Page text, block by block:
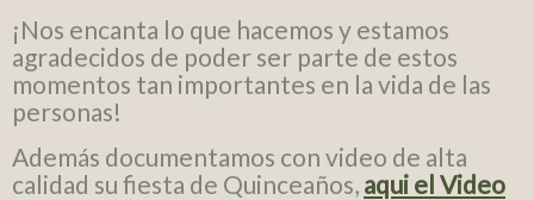
¡Nos encanta lo que hacemos y estamos
agradecidos de poder ser parte de estos
momentos tan importantes en la vida de las
personas!
Además documentamos con video de alta
calidad su fiesta de Quinceaños, aqui el Video